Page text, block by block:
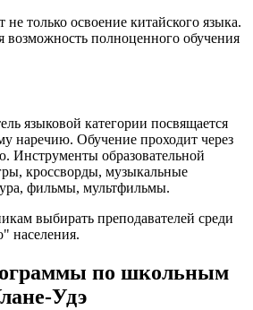
только освоение китайского языка.
возможность полноценного обучения
языковой категории посвящается
наречию. Обучение проходит через
Инструменты образовательной
кроссворды, музыкальные
фильмы, мультфильмы.
выбирать преподавателей среди
населения.
по школьным
Удэ